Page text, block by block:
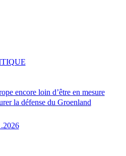
encore loin d’être en mesure
la défense du Groenland